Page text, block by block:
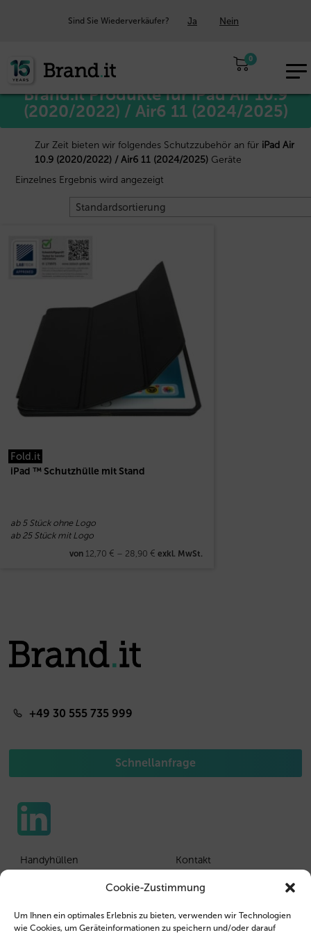
Cookie-Zustimmung
Um Ihnen ein optimales Erlebnis zu bieten, verwenden wir Technologien
wie Cookies, um Geräteinformationen zu speichern und/oder darauf
Sind Sie Wiederverkäufer? Ja Nein
0
DE
Start/Apple™ / iPad Air 10.9 (2020/2022) / Air6 11 (2024/2025)
Brand.it Produkte für iPad Air 10.9
(2020/2022) / Air6 11 (2024/2025)
Zur Zeit bieten wir folgendes Schutzzubehör an für iPad Air
10.9 (2020/2022) / Air6 11 (2024/2025) Geräte
Einzelnes Ergebnis wird angezeigt
Fold.it
iPad ™ Schutzhülle mit Stand
ab 5 Stück ohne Logo
ab 25 Stück mit Logo
von 12,70 € – 28,90 € exkl. MwSt.
+49 30 555 735 999
Schnellanfrage
Handyhüllen
Wiederverkäufer
Kontakt
Kunden Login
Impressum